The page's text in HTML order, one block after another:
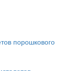
порошкового